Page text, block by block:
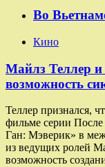
Во
Кино
Майлз Теллер
возможность
Теллер признался,
фильме серии После
Ган: Мэверик» в
из ведущих ролей
возможность